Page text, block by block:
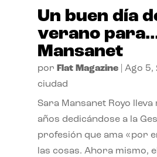
Un buen día
verano
Mansanet
por Flat Magazine| Ago 5,
ciudad
Sara Mansanet Royo lleva
años dedicándose a la
profesión que ama «por
las cosas. Ahora mismo,